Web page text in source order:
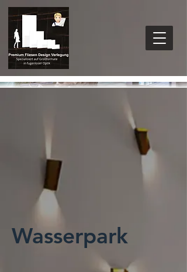
Wasserpark